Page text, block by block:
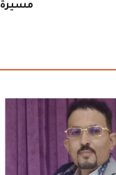
مسيرة